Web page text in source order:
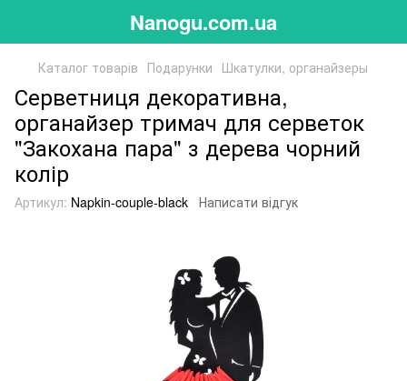
Nanogu.com.ua
Каталог товарів Подарунки Шкатулки, органайзеры
Серветниця декоративна,
органайзер тримач для серветок
"Закохана пара" з дерева чорний
колір
Артикул: Napkin-couple-black Написати відгук